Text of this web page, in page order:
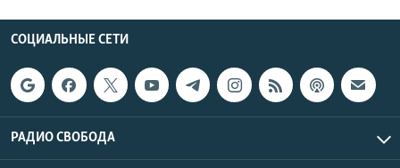
СОЦИАЛЬНЫЕ СЕТИ
РАДИО СВОБОДА